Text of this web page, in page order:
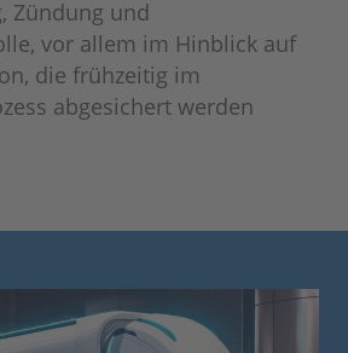
Zündung und
vor allem im Hinblick auf
die frühzeitig im
abgesichert werden